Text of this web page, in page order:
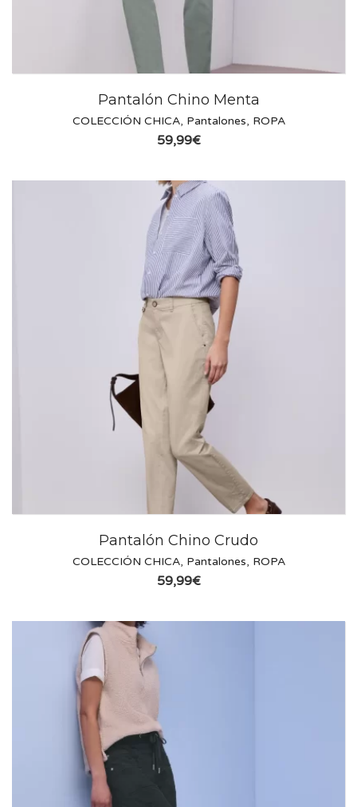
Pantalón Chino Menta
COLECCIÓN CHICA, Pantalones, ROPA
59,99€
Pantalón Chino Crudo
COLECCIÓN CHICA, Pantalones, ROPA
59,99€